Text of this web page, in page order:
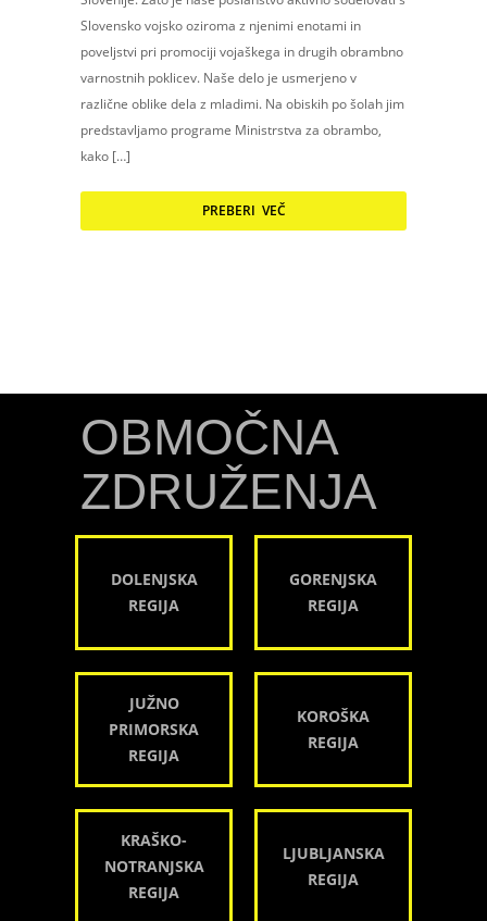
Slovensko vojsko oziroma z njenimi enotami in
poveljstvi pri promociji vojaškega in drugih obrambno
varnostnih poklicev. Naše delo je usmerjeno v
različne oblike dela z mladimi. Na obiskih po šolah jim
predstavljamo programe Ministrstva za obrambo,
kako […]
PREBERI VEČ
OBMOČNA
ZDRUŽENJA
DOLENJSKA
REGIJA
GORENJSKA
REGIJA
JUŽNO
PRIMORSKA
REGIJA
KOROŠKA
REGIJA
KRAŠKO-
NOTRANJSKA
REGIJA
LJUBLJANSKA
REGIJA